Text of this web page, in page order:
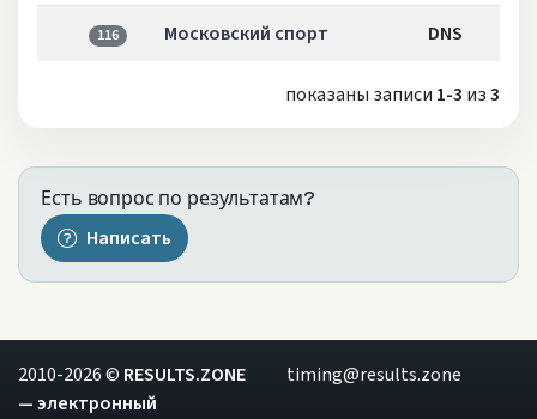
116 Московский спорт DNS
показаны записи 1-3 из3
Есть вопрос по результатам?
Написать
2010-2026 © RESULTS.ZONE
— электронный
timing@results.zone